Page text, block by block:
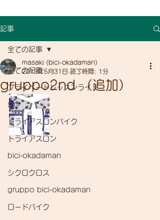
記事
全ての記事
プライベートレッスンライド
smr
トライアスロンバイク
トライアスロン
bici-okadaman
シクロクロス
gruppo bici-okadaman
ロードバイク
全ての記事
gruppo2nd （追加）
masaki (bici-okadaman)
2019年5月31日 読了時間: 1分